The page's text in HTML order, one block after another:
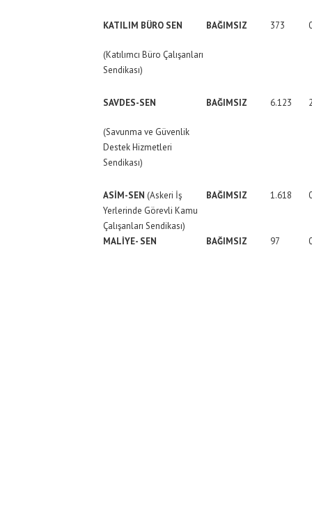
KATILIM BÜRO SEN
(Katılımcı Büro Çalışanları
Sendikası)
BAĞIMSIZ 373
SAVDES-SEN
(Savunma ve Güvenlik
Destek Hizmetleri
Sendikası)
BAĞIMSIZ 6.123
ASİM-SEN (Askeri İş
Yerlerinde Görevli Kamu
Çalışanları Sendikası)
BAĞIMSIZ 1.618
MALİYE- SEN BAĞIMSIZ 97